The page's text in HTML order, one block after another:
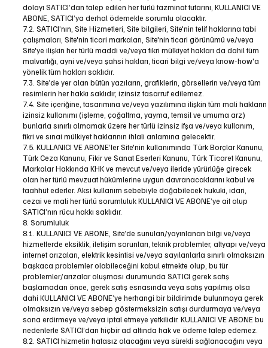
dolayı SATICI’dan talep edilen her türlü tazminat tutarını, KULLANICI VE
ABONE, SATICI’ya derhal ödemekle sorumlu olacaktır.
7.2. SATICI’nın, Site Hizmetleri, Site bilgileri, Site'nin telif haklarına tabi
çalışmaları, Site'nin ticari markaları, Site'nin ticari görünümü ve/veya
Site'ye ilişkin her türlü maddi ve/veya fikri mülkiyet hakları da dahil tüm
malvarlığı, ayni ve/veya şahsi hakları, ticari bilgi ve/veya know-how'a
yönelik tüm hakları saklıdır.
7.3. Site’de yer alan bütün yazıların, grafiklerin, görsellerin ve/veya tüm
resimlerin her hakkı saklıdır, izinsiz tasarruf edilemez.
7.4. Site içeriğine, tasarımına ve/veya yazılımına ilişkin tüm mali hakların
izinsiz kullanımı (işleme, çoğaltma, yayma, temsil ve umuma arz)
bunlarla sınırlı olmamak üzere her türlü izinsiz ifşa ve/veya kullanım,
fikri ve sınai mülkiyet haklarının ihlali anlamına gelecektir.
7.5. KULLANICI VE ABONE’ler Site'nin kullanımında Türk Borçlar Kanunu,
Türk Ceza Kanunu, Fikir ve Sanat Eserleri Kanunu, Türk Ticaret Kanunu,
Markalar Hakkında KHK ve mevcut ve/veya ileride yürürlüğe girecek
olan her türlü mevzuat hükümlerine uygun davranacaklarını kabul ve
taahhüt ederler. Aksi kullanım sebebiyle doğabilecek hukuki, idari,
cezai ve mali her türlü sorumluluk KULLANICI VE ABONE’ye ait olup
SATICI’nın rücu hakkı saklıdır.
8. Sorumluluk
8.1. KULLANICI VE ABONE, Site’de sunulan/yayınlanan bilgi ve/veya
hizmetlerde eksiklik, iletişim sorunları, teknik problemler, altyapı ve/veya
internet arızaları, elektrik kesintisi ve/veya sayılanlarla sınırlı olmaksızın
başkaca problemler olabileceğini kabul etmekte olup, bu tür
problemler/arızalar oluşması durumunda SATICI gerek satış
başlamadan önce, gerek satış esnasında veya satış yapılmış olsa
dahi KULLANICI VE ABONE’ye herhangi bir bildirimde bulunmaya gerek
olmaksızın ve/veya sebep göstermeksizin satışı durdurmaya ve/veya
sona erdirmeye ve/veya iptal etmeye yetkilidir. KULLANICI VE ABONE bu
nedenlerle SATICI’dan hiçbir ad altında hak ve ödeme talep edemez.
8.2. SATICI hizmetin hatasız olacağını veya sürekli sağlanacağını veya